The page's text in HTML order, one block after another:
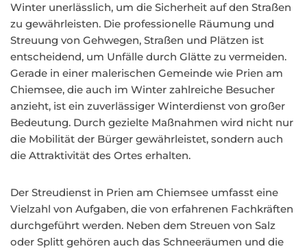
Winter unerlässlich, um die Sicherheit auf den Straßen
zu gewährleisten. Die professionelle Räumung und
Streuung von Gehwegen, Straßen und Plätzen ist
entscheidend, um Unfälle durch Glätte zu vermeiden.
Gerade in einer malerischen Gemeinde wie Prien am
Chiemsee, die auch im Winter zahlreiche Besucher
anzieht, ist ein zuverlässiger Winterdienst von großer
Bedeutung. Durch gezielte Maßnahmen wird nicht nur
die Mobilität der Bürger gewährleistet, sondern auch
die Attraktivität des Ortes erhalten.
Der Streudienst in Prien am Chiemsee umfasst eine
Vielzahl von Aufgaben, die von erfahrenen Fachkräften
durchgeführt werden. Neben dem Streuen von Salz
oder Splitt gehören auch das Schneeräumen und die